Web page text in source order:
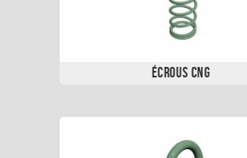
Écrous CNG